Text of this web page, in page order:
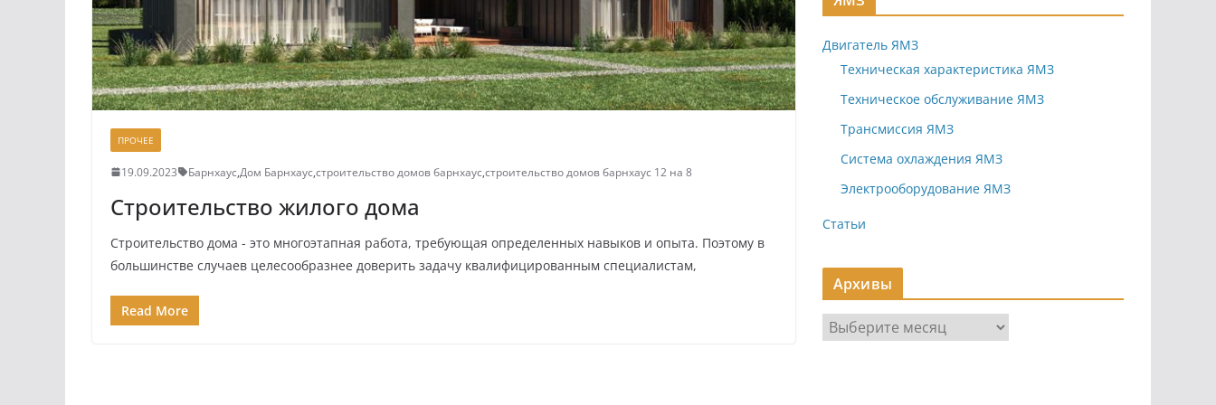
ПРОЧЕЕ
19.09.2023 Барнхаус,Дом Барнхаус,строительство домов барнхаус,строительство домов барнхаус 12 на 8
Строительство жилого дома
Строительство дома - это многоэтапная работа, требующая определенных навыков и опыта. Поэтому в
большинстве случаев целесообразнее доверить задачу квалифицированным специалистам,
Read More
Двигатель ЯМЗ
Техническая характеристика ЯМЗ
Техническое обслуживание ЯМЗ
Трансмиссия ЯМЗ
Система охлаждения ЯМЗ
Электрооборудование ЯМЗ
Статьи
Архивы
р